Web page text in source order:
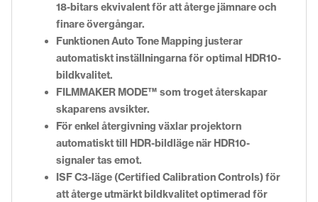
18-bitars ekvivalent för att återge jämnare och
finare övergångar.
Funktionen Auto Tone Mapping justerar
automatiskt inställningarna för optimal HDR10-
bildkvalitet.
FILMMAKER MODE™ som troget återskapar
skaparens avsikter.
För enkel återgivning växlar projektorn
automatiskt till HDR-bildläge när HDR10-
signaler tas emot.
ISF C3-läge (Certified Calibration Controls) för
att återge utmärkt bildkvalitet optimerad för